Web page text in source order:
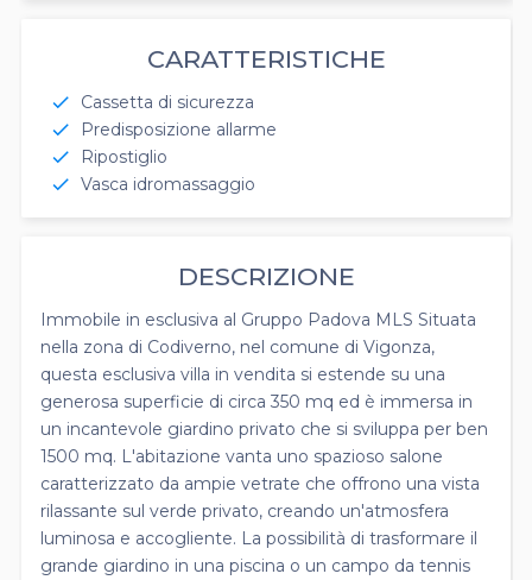
CARATTERISTICHE
check
Cassetta di sicurezza
check
Predisposizione allarme
check
Ripostiglio
check Vasca idromassaggio
DESCRIZIONE
Immobile in esclusiva al Gruppo Padova MLS Situata
nella zona di Codiverno, nel comune di Vigonza,
questa esclusiva villa in vendita si estende su una
generosa superficie di circa 350 mq ed è immersa in
un incantevole giardino privato che si sviluppa per ben
1500 mq. L'abitazione vanta uno spazioso salone
caratterizzato da ampie vetrate che offrono una vista
rilassante sul verde privato, creando un'atmosfera
luminosa e accogliente. La possibilità di trasformare il
grande giardino in una piscina o un campo da tennis